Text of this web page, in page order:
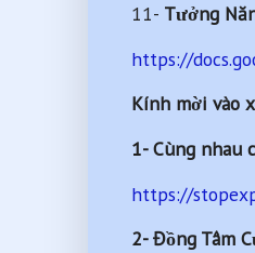
11- Tưởng
https://
Kính mời vào
1- Cùng nhau
https://
2- Đồng Tâm